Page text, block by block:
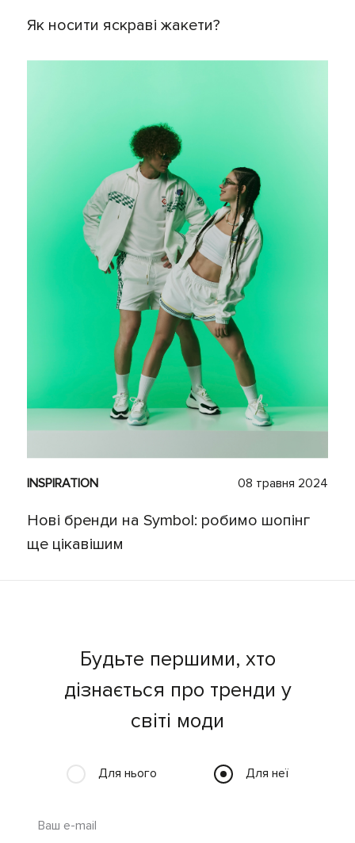
Як носити яскраві жакети?
INSPIRATION 08 травня 2024
Нові бренди на Symbol: робимо шопінг
ще цікавішим
Будьте першими, хто
дізнається про тренди у
світі моди
Для нього Для неї
Ваш e-mail